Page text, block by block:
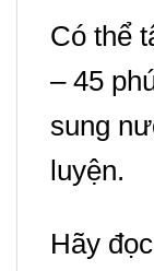
Có thể
– 45
sung
luyện.
Hãy